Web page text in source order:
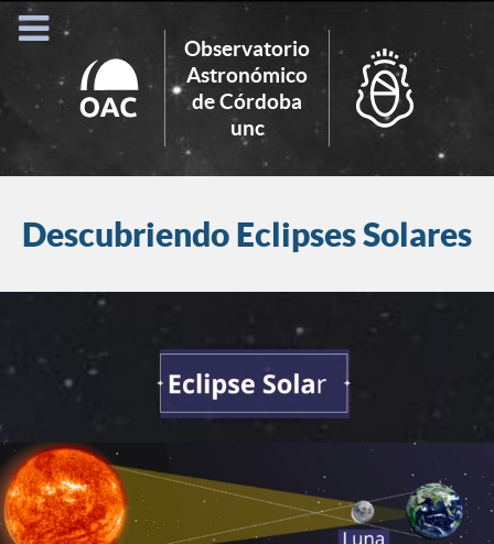
Observatorio
Astronómico
de Córdoba
unc
Search
for:
Descubriendo Eclipses Solares